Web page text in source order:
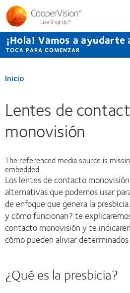
Pasar
contenido
principal
¡Hola! Vamos a ayudarte
TOCA PARA COMENZAR
Inicio
Lentes de
monovisión
The referenced media source is
embedded.
Los lentes de contacto
alternativas que podemos usar
de enfoque que genera la
y cómo funcionan? te
contacto monovisión y te
cómo pueden aliviar
¿Qué es la presbicia?